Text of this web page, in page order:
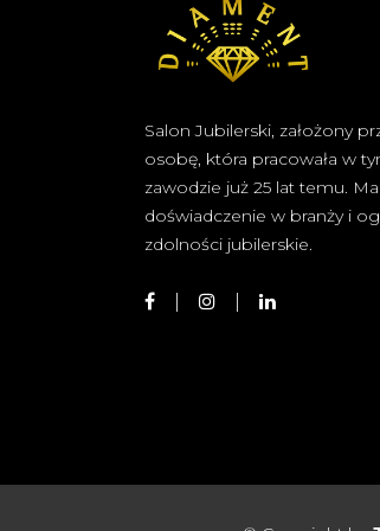
Salon Jubilerski, założony
osobę, która pracowała w
zawodzie już 25 lat temu. Ma
doświadczenie w branży i
zdolności jubilerskie.